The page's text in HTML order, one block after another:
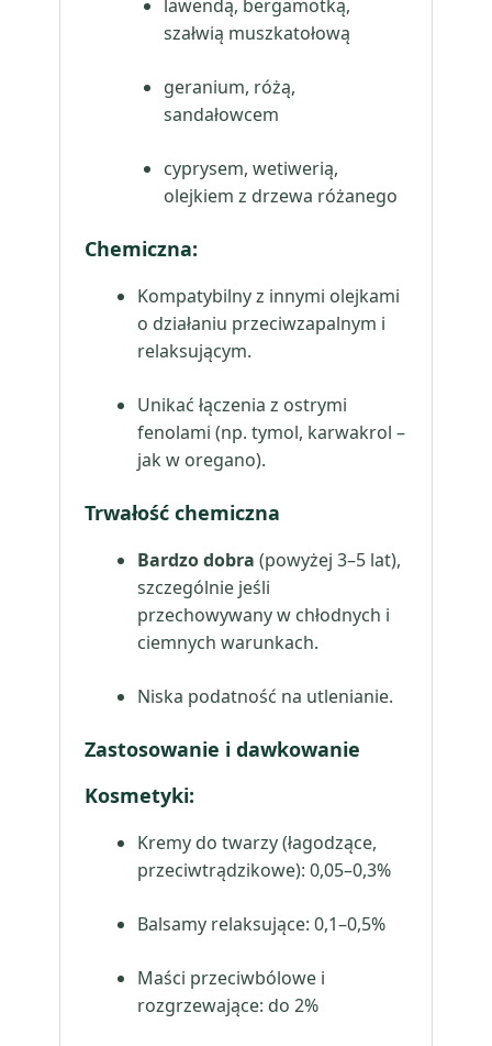
lawendą, bergamotką,
szałwią muszkatołową
geranium, różą,
sandałowcem
cyprysem, wetiwerią,
olejkiem z drzewa różanego
Chemiczna:
Kompatybilny z innymi olejkami
o działaniu przeciwzapalnym i
relaksującym.
Unikać łączenia z ostrymi
fenolami (np. tymol, karwakrol –
jak w oregano).
Trwałość chemiczna
Bardzo dobra (powyżej 3–5 lat),
szczególnie jeśli
przechowywany w chłodnych i
ciemnych warunkach.
Niska podatność na utlenianie.
Zastosowanie i dawkowanie
Kosmetyki:
Kremy do twarzy (łagodzące,
przeciwtrądzikowe): 0,05–0,3%
Balsamy relaksujące: 0,1–0,5%
Maści przeciwbólowe i
rozgrzewające: do 2%